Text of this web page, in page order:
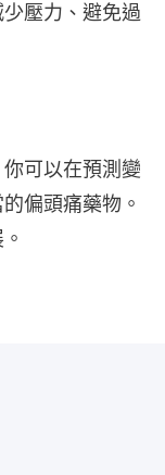
壓力、避免過
可以在預測變
偏頭痛藥物。